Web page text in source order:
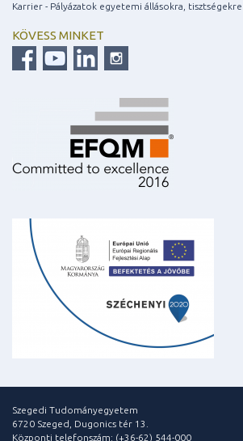
Karrier - Pályázatok egyetemi állásokra, tisztségekre
KÖVESS MINKET
Szegedi Tudományegyetem
6720 Szeged, Dugonics tér 13.
Központi telefonszám: (+36-62) 544-000